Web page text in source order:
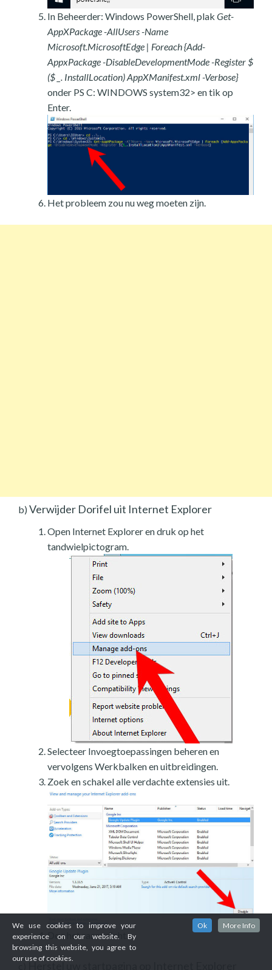
In Beheerder: Windows PowerShell, plak Get-
AppXPackage -AllUsers -Name
Microsoft.MicrosoftEdge | Foreach {Add-
AppxPackage -DisableDevelopmentMode -Register $
($ _. InstallLocation) AppXManifest.xml -Verbose}
onder PS C: WINDOWS system32> en tik op
Enter.
Het probleem zou nu weg moeten zijn.
b) Verwijder Dorifel uit Internet Explorer
Open Internet Explorer en druk op het
tandwielpictogram.
Selecteer Invoegtoepassingen beheren en
vervolgens Werkbalken en uitbreidingen.
Zoek en schakel alle verdachte extensies uit.
Doe het raam dicht.
Herstel uw startpagina op Internet Explorer
We use cookies to improve your
experience on our website. By
browsing this website, you agree to
our use of cookies.
Ok More Info